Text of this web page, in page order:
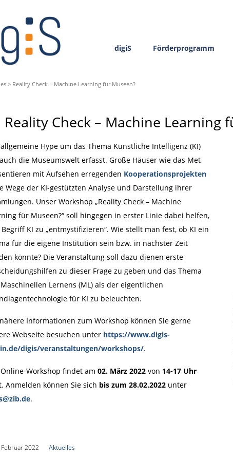
digiS Förderprogramm
> Reality Check – Machine Learning für Museen?
Reality Check – Machine Learning
Hype um das Thema Künstliche Intelligenz (KI)
die Museumswelt erfasst. Große Häuser wie das Met
mit Aufsehen erregenden Kooperationsprojekten
Wege der KI-gestützten Analyse und Darstellung ihrer
Unser Workshop „Reality Check – Machine
für Museen?“ soll hingegen in erster Linie dabei helfen,
KI zu „entmystifizieren“. Wie stellt man fest, ob KI ein
für die eigene Institution sein bzw. in nächster Zeit
könnte? Die Veranstaltung soll dazu dienen erste
zu dieser Frage zu geben und das Thema
Lernens (ML) als der eigentlichen
für KI zu beleuchten.
Informationen zum Workshop können Sie gerne
Webseite besuchen unter https://www.digis-
digis/veranstaltungen/workshops/.
Workshop findet am 02. März 2022 von 14-17 Uhr
Anmelden können Sie sich bis zum 28.02.2022unter
.
Februar 2022 Aktuelles